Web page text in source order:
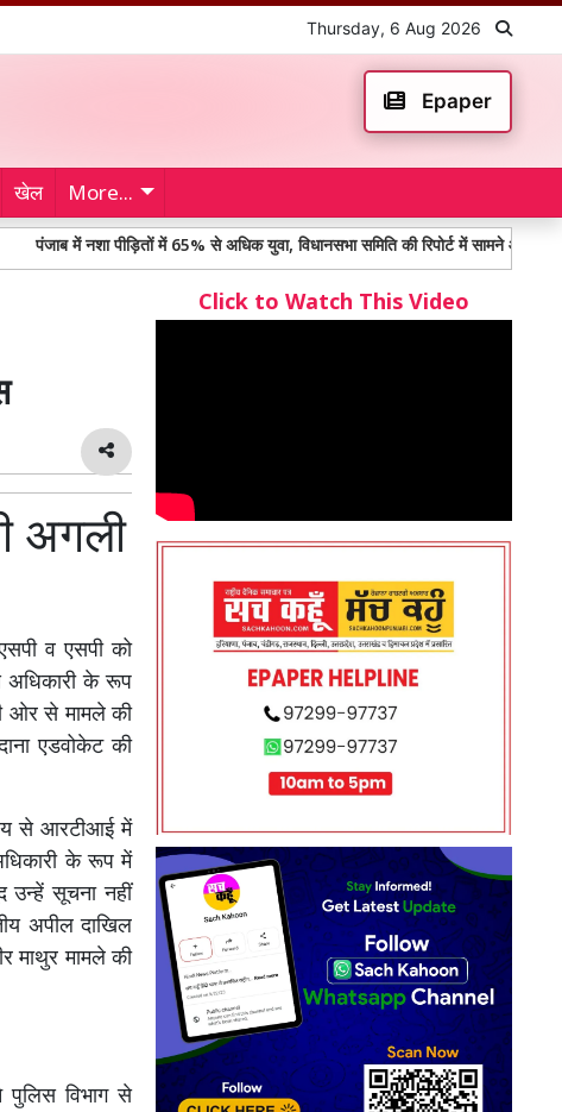
Thursday, 6 Aug 2026
Epaper
खेल More...
में नशा पीड़ितों में 65% से अधिक युवा, विधानसभा समिति की रिपोर्ट में सामने आए चौंकाने वाले तथ्य
अगली
व एसपी को
अधिकारी के रूप
ओर से मामले की
एडवोकेट की
से आरटीआई में
के रूप में
उन्हें सूचना नहीं
अपील दाखिल
माथुर मामले की
पुलिस विभाग से
Click to Watch This Video